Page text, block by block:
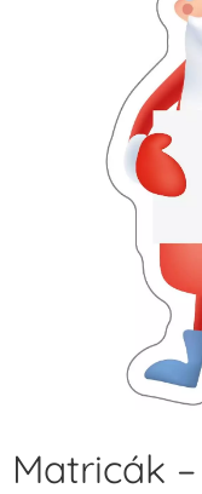
Matricák